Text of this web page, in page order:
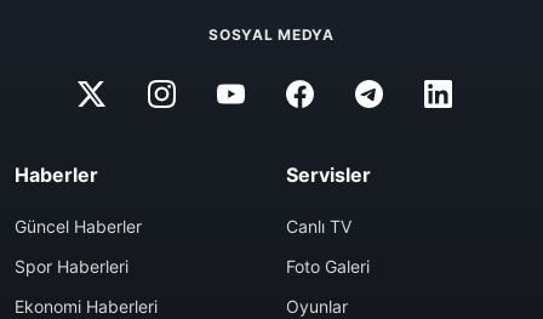
SOSYAL MEDYA
Haberler
Güncel Haberler
Spor Haberleri
Ekonomi Haberleri
Servisler
Canlı TV
Foto Galeri
Oyunlar